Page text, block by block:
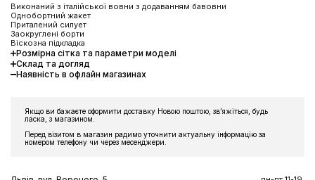
Виконаний з італійської вовни з додаванням бавовни
Однобортний жакет
Приталений силует
Заокруглені борти
Віскозна підкладка
Розмірна сітка та параметри моделі
Склад та догляд
Наявність в офлайн магазинах
Якщо ви бажаєте оформити доставку Новою поштою, звʼяжіться, будь
ласка, з магазином.
Перед візитом в магазин радимо уточнити актуальну інформацію за
номером телефону чи через месенджери.
ЗАМОВЛЕННЯ
Підпишіться на розсилку та отримайте доступ до знижки та
ексклюзивних пропозицій бренду